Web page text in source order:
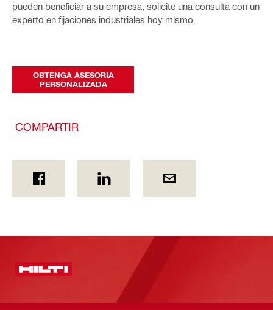
pueden beneficiar a su empresa, solicite una consulta con un
experto en fijaciones industriales hoy mismo.
OBTENGA ASESORÍA
PERSONALIZADA
COMPARTIR